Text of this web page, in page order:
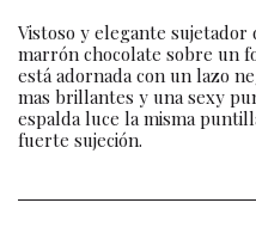
Vistoso y elegante
marrón chocolate sobre un
está adornada con un lazo
mas brillantes y una sexy
espalda luce la misma
fuerte sujeción.